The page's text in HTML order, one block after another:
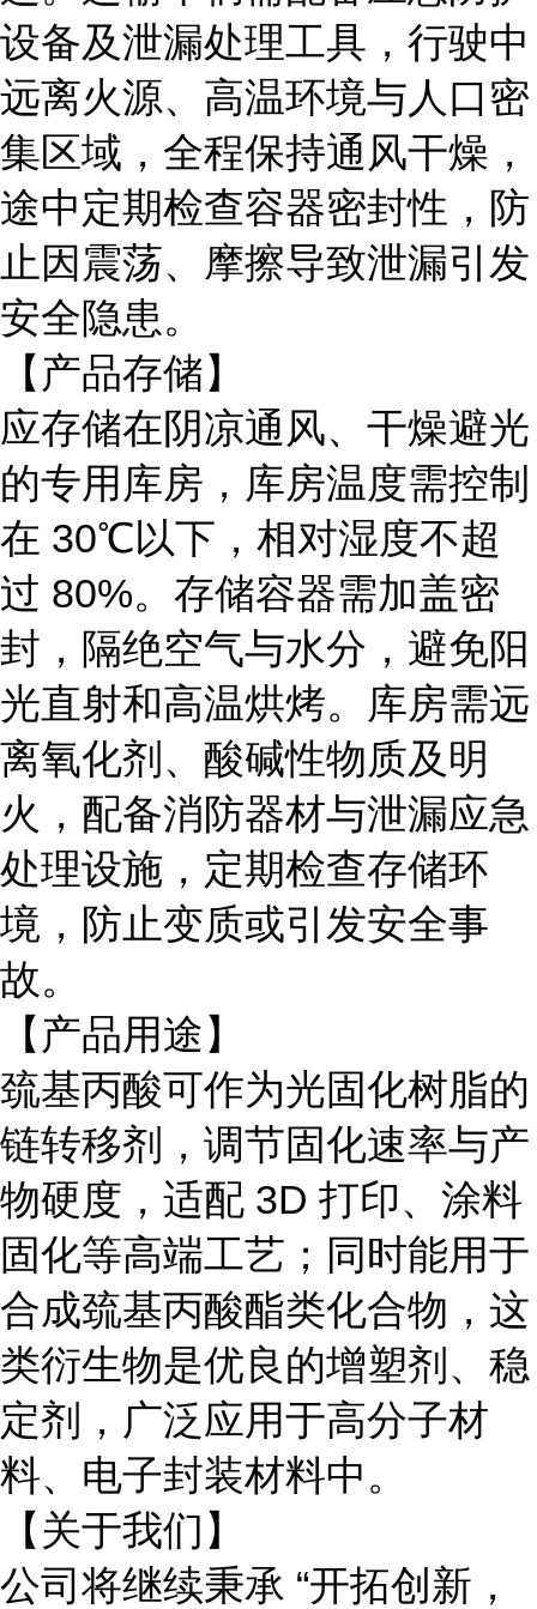
设备及泄漏处理工具，行驶中
远离火源、高温环境与人口密
集区域，全程保持通风干燥，
途中定期检查容器密封性，防
止因震荡、摩擦导致泄漏引发
安全隐患。
【产品存储】
应存储在阴凉通风、干燥避光
的专用库房，库房温度需控制
在 30℃以下，相对湿度不超
过 80%。存储容器需加盖密
封，隔绝空气与水分，避免阳
光直射和高温烘烤。库房需远
离氧化剂、酸碱性物质及明
火，配备消防器材与泄漏应急
处理设施，定期检查存储环
境，防止变质或引发安全事
故。
【产品用途】
巯基丙酸可作为光固化树脂的
链转移剂，调节固化速率与产
物硬度，适配 3D 打印、涂料
固化等高端工艺；同时能用于
合成巯基丙酸酯类化合物，这
类衍生物是优良的增塑剂、稳
定剂，广泛应用于高分子材
料、电子封装材料中。
【关于我们】
公司将继续秉承 “开拓创新，